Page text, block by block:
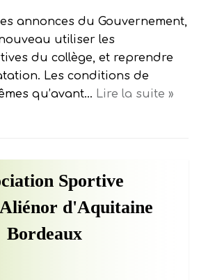
annonces du Gouvernement,
utiliser les
du collège, et reprendre
Les conditions de
qu’avant… Lire la suite »